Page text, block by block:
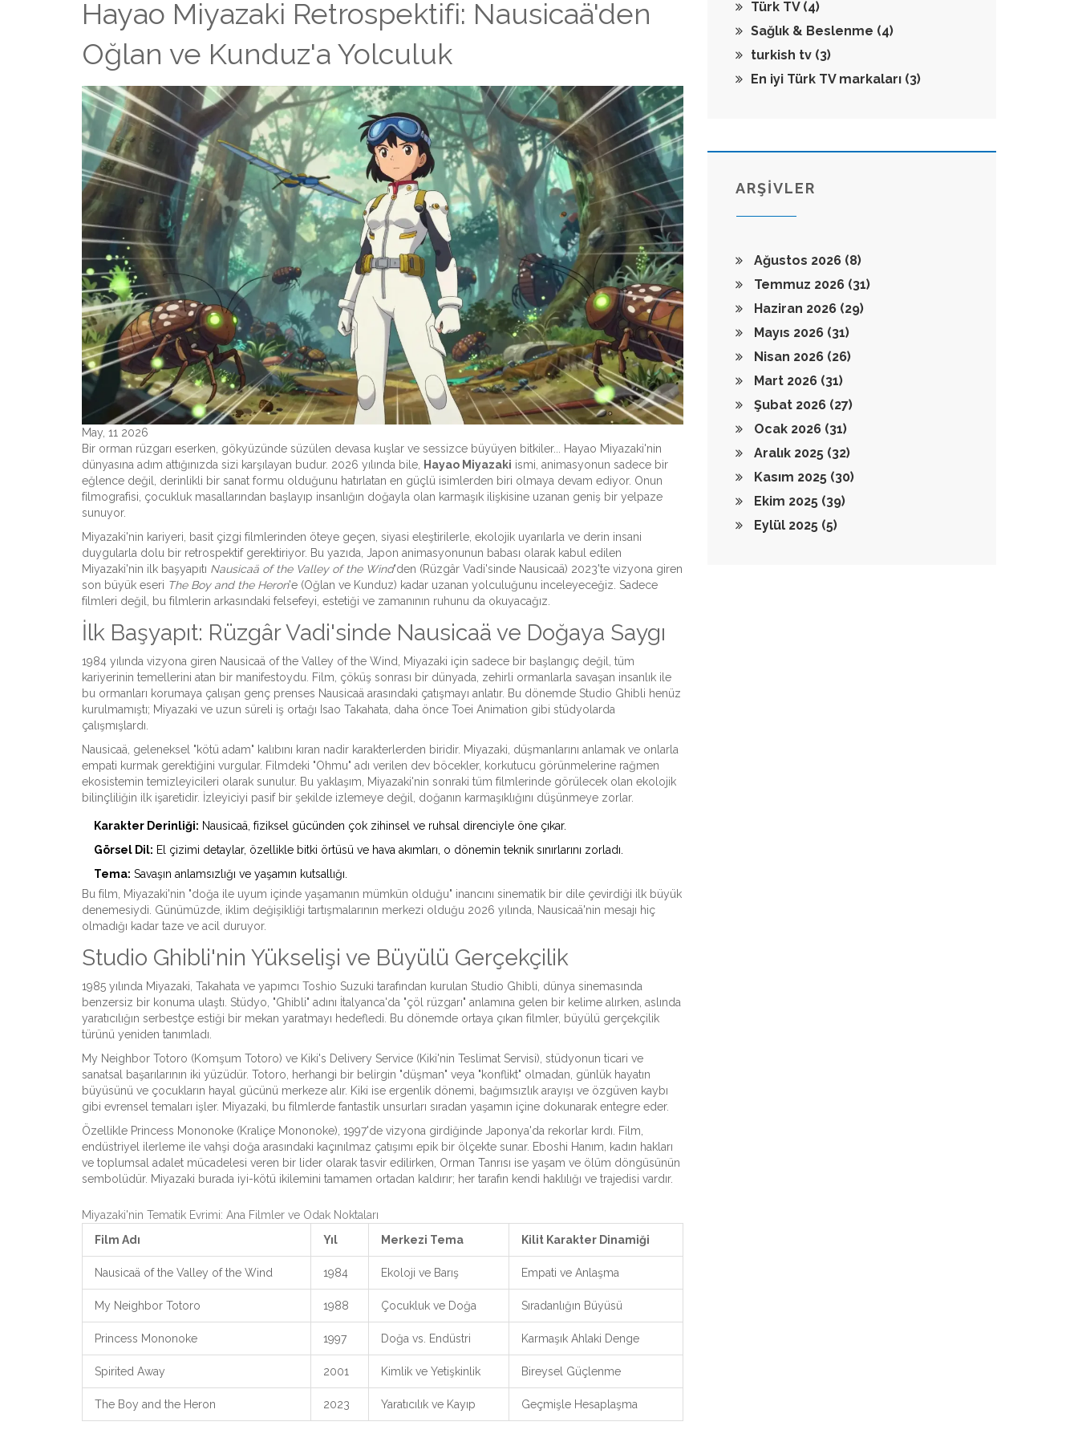
Hayao Miyazaki Retrospektifi: Nausicaä'den
Oğlan ve Kunduz'a Yolculuk
May, 11 2026
Bir orman rüzgarı eserken, gökyüzünde süzülen devasa kuşlar ve sessizce büyüyen bitkiler... Hayao Miyazaki'nin
dünyasına adım attığınızda sizi karşılayan budur. 2026 yılında bile,
Hayao Miyazaki ismi, animasyonun sadece bir
eğlence değil, derinlikli bir sanat formu olduğunu hatırlatan en güçlü isimlerden biri olmaya devam ediyor. Onun
filmografisi, çocukluk masallarından başlayıp insanlığın doğayla olan karmaşık ilişkisine uzanan geniş bir yelpaze
sunuyor.
Miyazaki'nin kariyeri, basit çizgi filmlerinden öteye geçen, siyasi eleştirilerle, ekolojik uyarılarla ve derin insani
duygularla dolu bir retrospektif gerektiriyor. Bu yazıda, Japon animasyonunun babası olarak kabul edilen
Miyazaki'nin ilk başyapıtı Nausicaä of the Valley of the Wind'den (Rüzgâr Vadi'sinde Nausicaä) 2023'te vizyona giren
son büyük eseri The Boy and the Heron'e (Oğlan ve Kunduz) kadar uzanan yolculuğunu inceleyeceğiz. Sadece
filmleri değil, bu filmlerin arkasındaki felsefeyi, estetiği ve zamanının ruhunu da okuyacağız.
İlk Başyapıt: Rüzgâr Vadi'sinde Nausicaä ve Doğaya Saygı
1984 yılında vizyona giren Nausicaä of the Valley of the Wind
, Miyazaki için sadece bir başlangıç değil, tüm
kariyerinin temellerini atan bir manifestoydu. Film, çöküş sonrası bir dünyada, zehirli ormanlarla savaşan insanlık ile
bu ormanları korumaya çalışan genç prenses Nausicaä arasındaki çatışmayı anlatır. Bu dönemde Studio Ghibli henüz
kurulmamıştı; Miyazaki ve uzun süreli iş ortağı Isao Takahata , daha önce Toei Animation gibi stüdyolarda
çalışmışlardı.
Nausicaä, geleneksel "kötü adam" kalıbını kıran nadir karakterlerden biridir. Miyazaki, düşmanlarını anlamak ve onlarla
empati kurmak gerektiğini vurgular. Filmdeki "Ohmu" adı verilen dev böcekler, korkutucu görünmelerine rağmen
ekosistemin temizleyicileri olarak sunulur. Bu yaklaşım, Miyazaki'nin sonraki tüm filmlerinde görülecek olan ekolojik
bilinçliliğin ilk işaretidir. İzleyiciyi pasif bir şekilde izlemeye değil, doğanın karmaşıklığını düşünmeye zorlar.
Karakter Derinliği: Nausicaä, fiziksel gücünden çok zihinsel ve ruhsal direnciyle öne çıkar.
Görsel Dil: El çizimi detaylar, özellikle bitki örtüsü ve hava akımları, o dönemin teknik sınırlarını zorladı.
Tema: Savaşın anlamsızlığı ve yaşamın kutsallığı.
Bu film, Miyazaki'nin "doğa ile uyum içinde yaşamanın mümkün olduğu" inancını sinematik bir dile çevirdiği ilk büyük
denemesiydi. Günümüzde, iklim değişikliği tartışmalarının merkezi olduğu 2026 yılında, Nausicaä'nin mesajı hiç
olmadığı kadar taze ve acil duruyor.
Studio Ghibli'nin Yükselişi ve Büyülü Gerçekçilik
1985 yılında Miyazaki, Takahata ve yapımcı Toshio Suzuki tarafından kurulan Studio Ghibli, dünya sinemasında
benzersiz bir konuma ulaştı. Stüdyo, "Ghibli" adını İtalyanca'da "çöl rüzgarı" anlamına gelen bir kelime alırken, aslında
yaratıcılığın serbestçe estiği bir mekan yaratmayı hedefledi. Bu dönemde ortaya çıkan filmler, büyülü gerçekçilik
türünü yeniden tanımladı.
My Neighbor Totoro (Komşum Totoro) ve Kiki's Delivery Service (Kiki'nin Teslimat Servisi), stüdyonun ticari ve
sanatsal başarılarının iki yüzüdür. Totoro, herhangi bir belirgin "düşman" veya "konflikt" olmadan, günlük hayatın
büyüsünü ve çocukların hayal gücünü merkeze alır. Kiki ise ergenlik dönemi, bağımsızlık arayışı ve özgüven kaybı
gibi evrensel temaları işler. Miyazaki, bu filmlerde fantastik unsurları sıradan yaşamın içine dokunarak entegre eder.
Özellikle Princess Mononoke (Kraliçe Mononoke), 1997'de vizyona girdiğinde Japonya'da rekorlar kırdı. Film,
endüstriyel ilerleme ile vahşi doğa arasındaki kaçınılmaz çatışımı epik bir ölçekte sunar. Eboshi Hanım, kadın hakları
ve toplumsal adalet mücadelesi veren bir lider olarak tasvir edilirken, Orman Tanrısı ise yaşam ve ölüm döngüsünün
sembolüdür. Miyazaki burada iyi-kötü ikilemini tamamen ortadan kaldırır; her tarafın kendi haklılığı ve trajedisi vardır.
Miyazaki'nin Tematik Evrimi: Ana Filmler ve Odak Noktaları
Film Adı
Yıl Merkezi Tema Kilit Karakter Dinamiği
Nausicaä of the Valley of the Wind 1984 Ekoloji ve Barış Empati ve Anlaşma
My Neighbor Totoro 1988 Çocukluk ve Doğa Sıradanlığın Büyüsü
Princess Mononoke 1997 Doğa vs. Endüstri Karmaşık Ahlaki Denge
Spirited Away 2001 Kimlik ve Yetişkinlik Bireysel Güçlenme
The Boy and the Heron 2023 Yaratıcılık ve Kayıp Geçmişle Hesaplaşma
Türk TV (4)
Sağlık & Beslenme (4)
turkish tv (3)
En iyi Türk TV markaları (3)
ARŞİVLER
Ağustos 2026 (8)
Temmuz 2026 (31)
Haziran 2026 (29)
Mayıs 2026 (31)
Nisan 2026 (26)
Mart 2026 (31)
Şubat 2026 (27)
Ocak 2026 (31)
Aralık 2025 (32)
Kasım 2025 (30)
Ekim 2025 (39)
Eylül 2025 (5)